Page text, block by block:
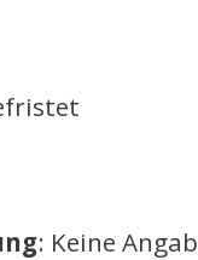
: Keine